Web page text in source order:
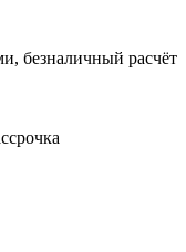
безналичный расчёт